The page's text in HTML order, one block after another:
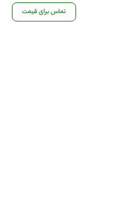
تماس برای قیمت